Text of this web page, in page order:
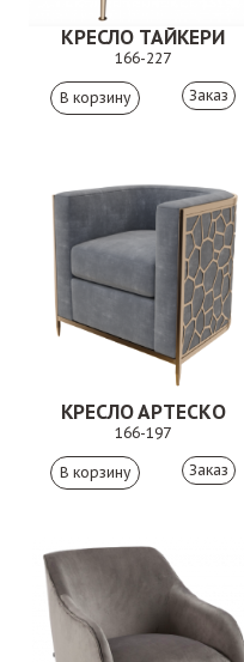
КРЕСЛО ТАЙКЕРИ
166-227
Заказ
КРЕСЛО АРТЕСКО
166-197
Заказ